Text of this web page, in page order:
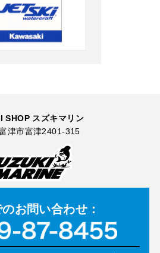
SHOP スズキマリン
津市富津2401-315
お問い合わせ：